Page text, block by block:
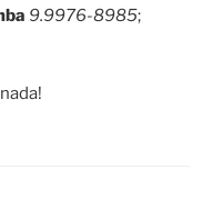
9.9976-8985;